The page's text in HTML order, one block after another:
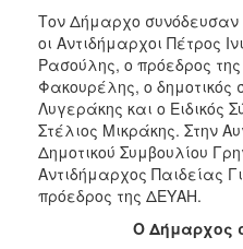
Τον Δήμαρχο
οι Αντιδήμαρχοι Πέτρος
Ρασούλης, ο πρόεδρος
Φακουρέλης, ο δημοτικός
Λυγεράκης και ο Ειδικός
Στέλιος Μικράκης. Στην
Δημοτικού Συμβουλίου
Αντιδήμαρχος Παιδείας
πρόεδρος της ΔΕΥΑΗ.
Ο Δήμαρχος